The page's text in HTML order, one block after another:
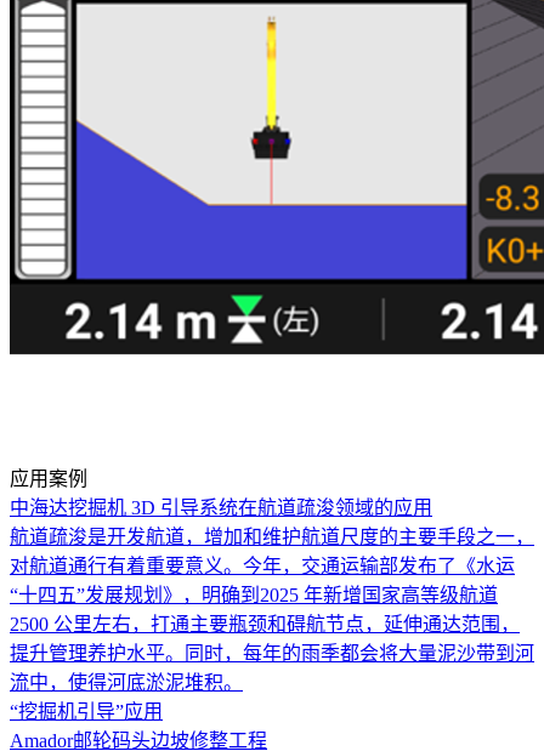
应用案例
中海达挖掘机 3D 引导系统在航道疏浚领域的应用
航道疏浚是开发航道，增加和维护航道尺度的主要手段之一，
对航道通行有着重要意义。今年，交通运输部发布了《水运
“十四五”发展规划》，明确到2025 年新增国家高等级航道
2500 公里左右，打通主要瓶颈和碍航节点，延伸通达范围，
提升管理养护水平。同时，每年的雨季都会将大量泥沙带到河
流中，使得河底淤泥堆积。
“挖掘机引导”应用
Amador邮轮码头边坡修整工程